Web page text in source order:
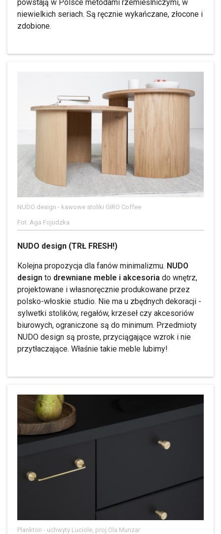
powstają w Polsce metodami rzemieślniczymi, w
niewielkich seriach. Są ręcznie wykańczane, złocone i
zdobione.
NUDO design - kawowe stoliki GIRO Coffee
Fot. Aga Fojudzka
NUDO design (TRŁ FRESH!)
Kolejna propozycja dla fanów minimalizmu. NUDO
design to drewniane meble i akcesoria do wnętrz,
projektowane i własnoręcznie produkowane przez
polsko-włoskie studio. Nie ma u zbędnych dekoracji -
sylwetki stolików, regałów, krzeseł czy akcesoriów
biurowych, ograniczone są do minimum. Przedmioty
NUDO design są proste, przyciągające wzrok i nie
przytłaczające. Właśnie takie meble lubimy!
Plankton - uchwyty Luciole, proj.Ola Munzar